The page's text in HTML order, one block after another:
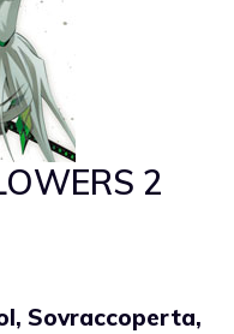
2
Sovraccoperta,